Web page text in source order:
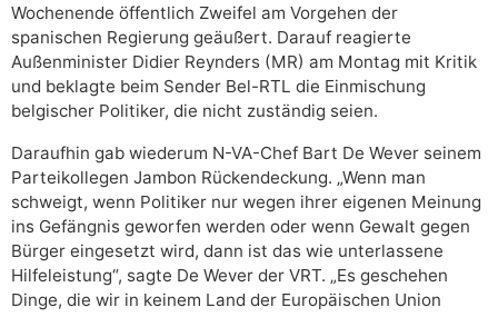
Wochenende öffentlich Zweifel am Vorgehen der
spanischen Regierung geäußert. Darauf reagierte
Außenminister Didier Reynders (MR) am Montag mit Kritik
und beklagte beim Sender Bel-RTL die Einmischung
belgischer Politiker, die nicht zuständig seien.
Daraufhin gab wiederum N-VA-Chef Bart De Wever seinem
Parteikollegen Jambon Rückendeckung. „Wenn man
schweigt, wenn Politiker nur wegen ihrer eigenen Meinung
ins Gefängnis geworfen werden oder wenn Gewalt gegen
Bürger eingesetzt wird, dann ist das wie unterlassene
Hilfeleistung“, sagte De Wever der VRT. „Es geschehen
Dinge, die wir in keinem Land der Europäischen Union